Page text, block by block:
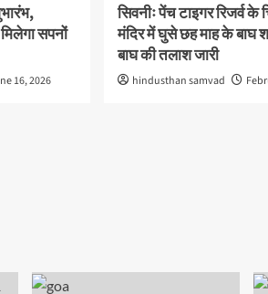
सपनों
16, 2026
सिवनीः पेंच टाइगर रिजर्व के
मंदिर में घुसे छह माह के बाघ
बाघ की तलाश जारी
hindusthan samvad